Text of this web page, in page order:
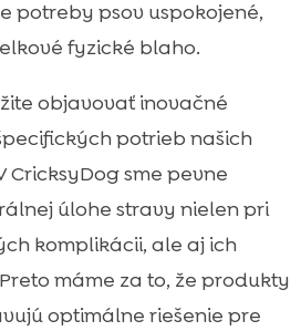
potreby psov uspokojené,
fyzické blaho.
objavovať inovačné
potrieb našich
CricksyDog sme pevne
úlohe stravy nielen pri
komplikácii, ale aj ich
máme za to, že produkty
optimálne riešenie pre